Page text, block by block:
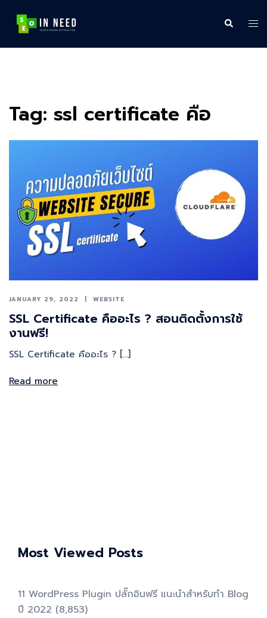
content
Search
Tag: ssl certificate คือ
JANUARY 29, 2022 WEBSITE
SSL Certificate คืออะไร ? สอนติดตั้งการใช้
งานฟรี!
SSL Certificate คืออะไร ? […]
Read more
Most Viewed Posts
11 WordPress Plugin ปลั๊กอินฟรี แนะนำสำหรับทำ Blog
ปี 2022 (8,853)